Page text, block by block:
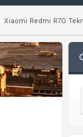
Özellikleri